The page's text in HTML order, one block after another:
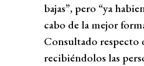
bajas”, pero “ya
cabo de la mejor
Consultado respecto
recibiéndolos las